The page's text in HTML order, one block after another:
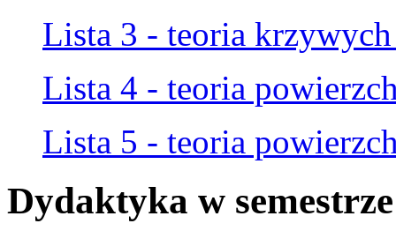
Lista 3 - teoria
Lista 4 - teoria
Lista 5 - teoria
Dydaktyka w